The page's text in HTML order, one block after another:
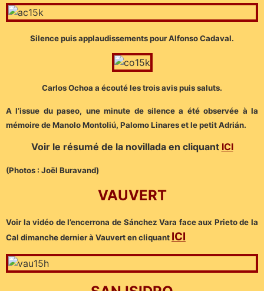
Silence puis applaudissements pour Alfonso Cadaval.
Carlos Ochoa a écouté les trois avis puis saluts.
A l’issue du paseo, une minute de silence a été observée à la
mémoire de Manolo Montoliú, Palomo Linares et le petit Adrián.
Voir le résumé de la novillada en cliquant ICI
(Photos : Joël Buravand)
VAUVERT
Voir la vidéo de l’encerrona de Sánchez Vara face aux Prieto de la
Cal dimanche dernier à Vauvert en cliquant ICI